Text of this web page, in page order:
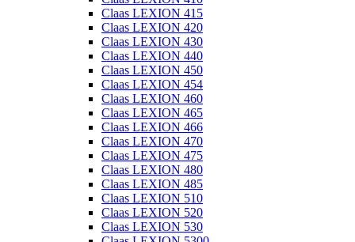
Claas LEXION 415
Claas LEXION 420
Claas LEXION 430
Claas LEXION 440
Claas LEXION 450
Claas LEXION 454
Claas LEXION 460
Claas LEXION 465
Claas LEXION 466
Claas LEXION 470
Claas LEXION 475
Claas LEXION 480
Claas LEXION 485
Claas LEXION 510
Claas LEXION 520
Claas LEXION 530